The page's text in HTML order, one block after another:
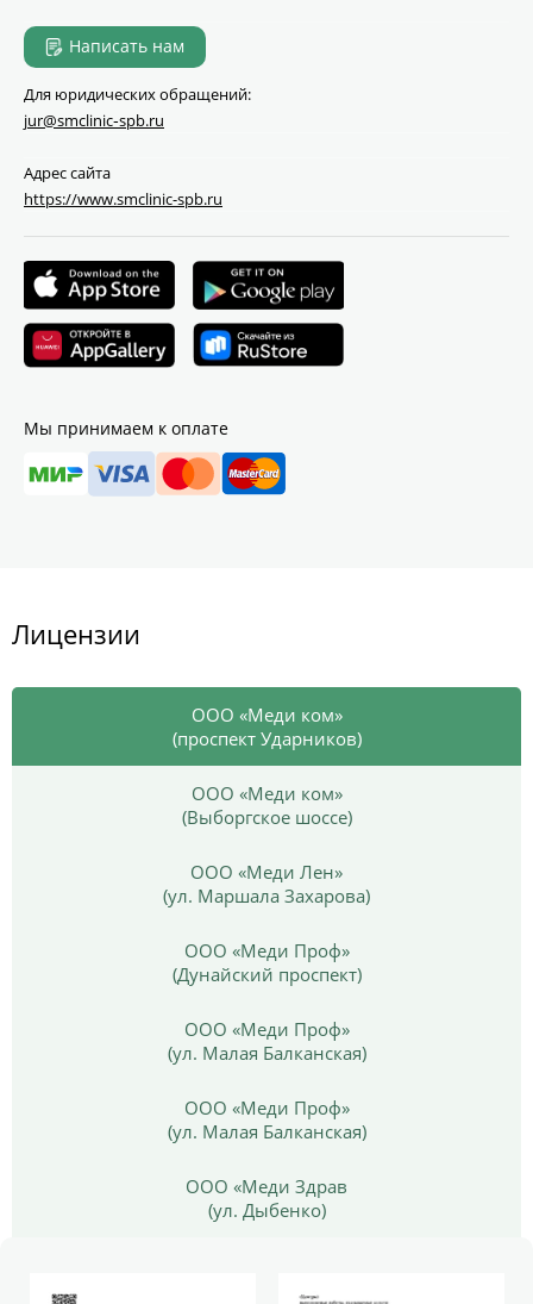
Написать нам
Для юридических обращений:
jur@smclinic‑spb.ru
Адрес сайта
https://www.smclinic-spb.ru
Мы принимаем к оплате
Лицензии
ООО «Меди ком»
(проспект Ударников)
ООО «Меди ком»
(Выборгское шоссе)
ООО «Меди Лен»
(ул. Маршала Захарова)
ООО «Меди Проф»
(Дунайский проспект)
ООО «Меди Проф»
(ул. Малая Балканская)
ООО «Меди Проф»
(ул. Малая Балканская)
ООО «Меди Здрав
(ул. Дыбенко)